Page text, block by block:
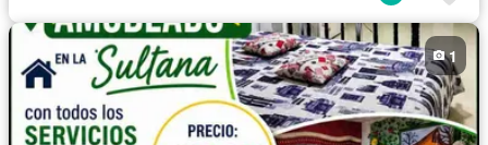
1